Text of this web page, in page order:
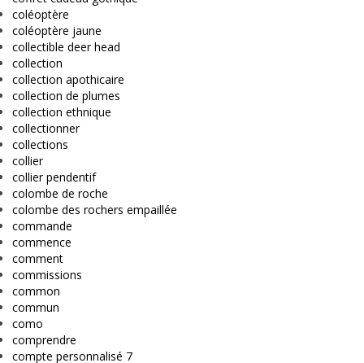
coléoptère
coléoptère jaune
collectible deer head
collection
collection apothicaire
collection de plumes
collection ethnique
collectionner
collections
collier
collier pendentif
colombe de roche
colombe des rochers empaillée
commande
commence
comment
commissions
common
commun
como
comprendre
compte personnalisé 7